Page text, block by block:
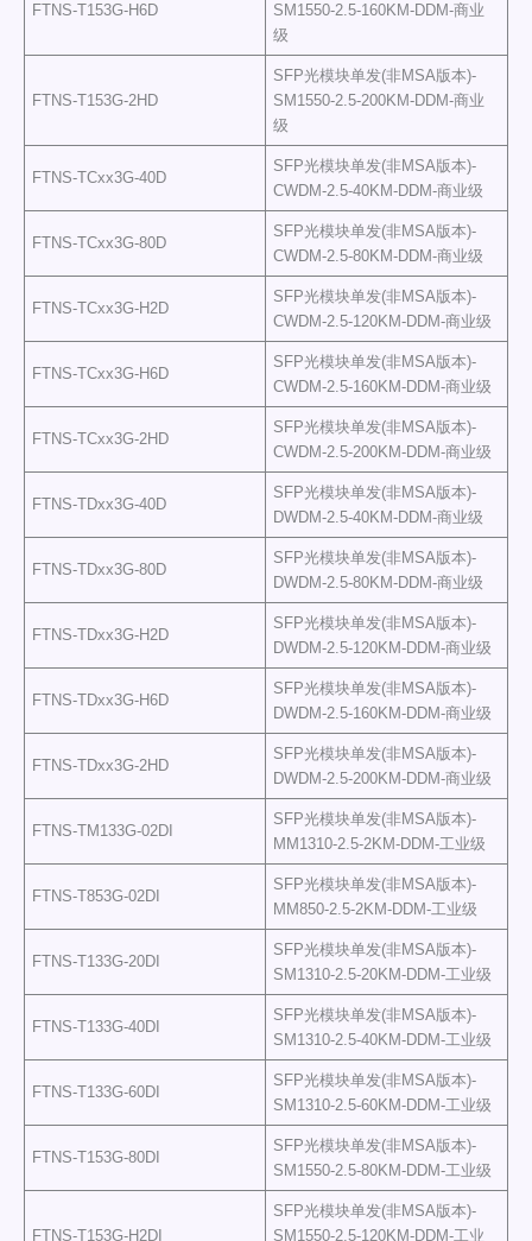
FTNS-T153G-H6D
SM1550-2.5-160KM-DDM-商业
级
FTNS-T153G-2HD
SFP光模块单发(非MSA版本)-
SM1550-2.5-200KM-DDM-商业
级
FTNS-TCxx3G-40D
SFP光模块单发(非MSA版本)-
CWDM-2.5-40KM-DDM-商业级
FTNS-TCxx3G-80D
SFP光模块单发(非MSA版本)-
CWDM-2.5-80KM-DDM-商业级
FTNS-TCxx3G-H2D
SFP光模块单发(非MSA版本)-
CWDM-2.5-120KM-DDM-商业级
FTNS-TCxx3G-H6D
SFP光模块单发(非MSA版本)-
CWDM-2.5-160KM-DDM-商业级
FTNS-TCxx3G-2HD
SFP光模块单发(非MSA版本)-
CWDM-2.5-200KM-DDM-商业级
FTNS-TDxx3G-40D
SFP光模块单发(非MSA版本)-
DWDM-2.5-40KM-DDM-商业级
FTNS-TDxx3G-80D
SFP光模块单发(非MSA版本)-
DWDM-2.5-80KM-DDM-商业级
FTNS-TDxx3G-H2D
SFP光模块单发(非MSA版本)-
DWDM-2.5-120KM-DDM-商业级
FTNS-TDxx3G-H6D
SFP光模块单发(非MSA版本)-
DWDM-2.5-160KM-DDM-商业级
FTNS-TDxx3G-2HD
SFP光模块单发(非MSA版本)-
DWDM-2.5-200KM-DDM-商业级
FTNS-TM133G-02DI
SFP光模块单发(非MSA版本)-
MM1310-2.5-2KM-DDM-工业级
FTNS-T853G-02DI
SFP光模块单发(非MSA版本)-
MM850-2.5-2KM-DDM-工业级
FTNS-T133G-20DI
SFP光模块单发(非MSA版本)-
SM1310-2.5-20KM-DDM-工业级
FTNS-T133G-40DI
SFP光模块单发(非MSA版本)-
SM1310-2.5-40KM-DDM-工业级
FTNS-T133G-60DI
SFP光模块单发(非MSA版本)-
SM1310-2.5-60KM-DDM-工业级
FTNS-T153G-80DI
SFP光模块单发(非MSA版本)-
SM1550-2.5-80KM-DDM-工业级
FTNS-T153G-H2DI
SFP光模块单发(非MSA版本)-
SM1550-2.5-120KM-DDM-工业